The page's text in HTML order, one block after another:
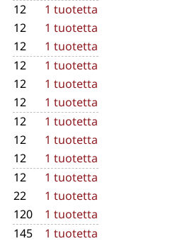
12
1 tuotetta
12
1 tuotetta
12
1 tuotetta
12
1 tuotetta
12
1 tuotetta
12
1 tuotetta
12
1 tuotetta
12
1 tuotetta
12
1 tuotetta
12
1 tuotetta
22
1 tuotetta
120
1 tuotetta
145
1 tuotetta